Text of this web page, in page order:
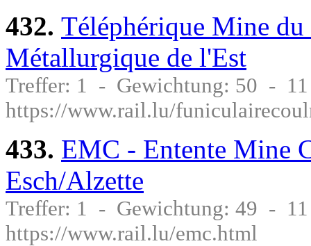
432. Téléphérique Mine
Métallurgique de l'Est
Treffer: 1 - Gewichtung: 50 -
https://www.rail.lu/
433. EMC - Entente Mine
Esch/Alzette
Treffer: 1 - Gewichtung: 49 -
https://www.rail.lu/emc.html